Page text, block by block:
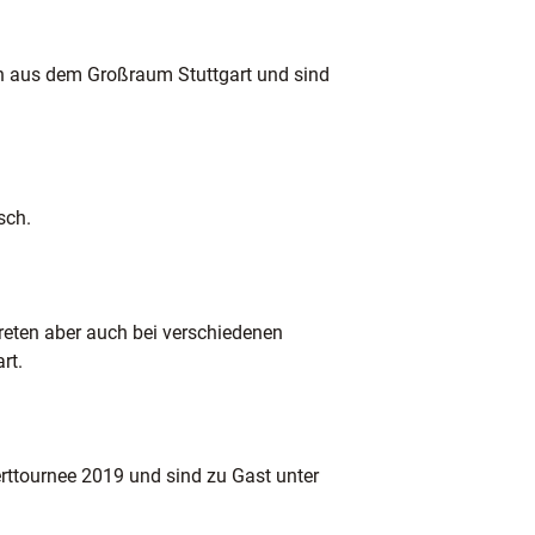
aus dem Großraum Stuttgart und sind
aber auch bei verschiedenen
2019 und sind zu Gast unter